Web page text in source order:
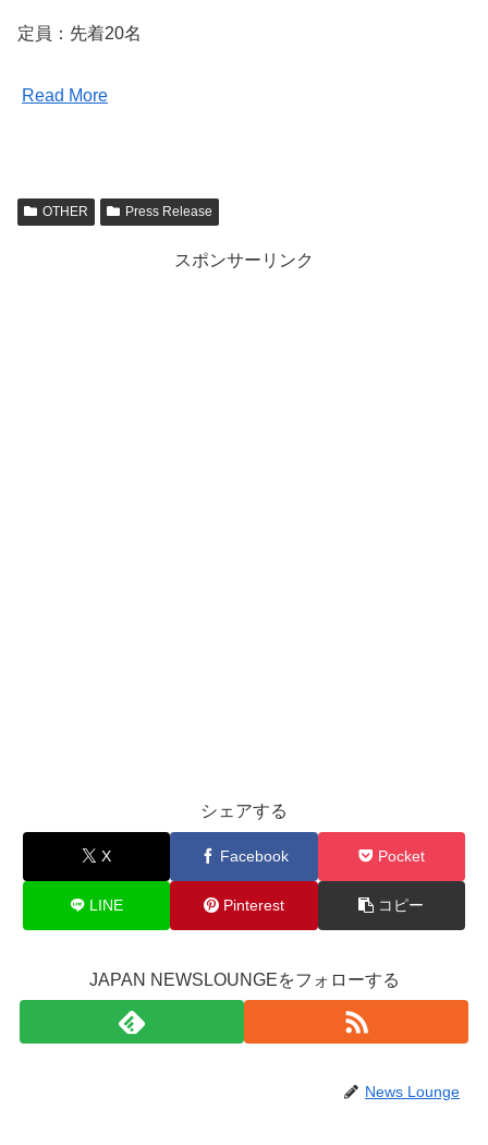
定員：先着20名
Read More
OTHER Press Release
スポンサーリンク
シェアする
X Facebook Pocket
LINE Pinterest コピー
JAPAN NEWSLOUNGEをフォローする
News Lounge